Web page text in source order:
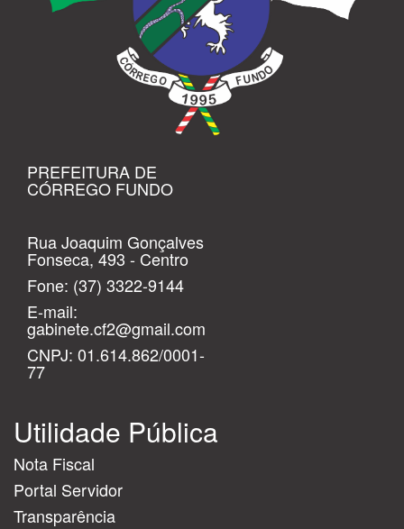
PREFEITURA DE
CÓRREGO FUNDO
Rua Joaquim Gonçalves
Fonseca, 493 - Centro
Fone: (37) 3322-9144
E-mail:
gabinete.cf2@gmail.com
CNPJ: 01.614.862/0001-
77
Utilidade Pública
Nota Fiscal
Portal Servidor
Transparência